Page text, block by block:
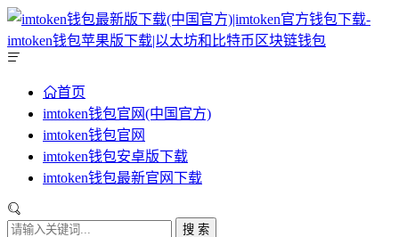
首页
imtoken钱包官网(中国官方)
imtoken钱包官网
imtoken钱包安卓版下载
imtoken钱包最新官网下载
搜 索